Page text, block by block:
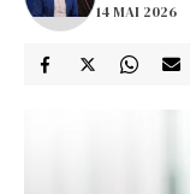
14 MAI 2026